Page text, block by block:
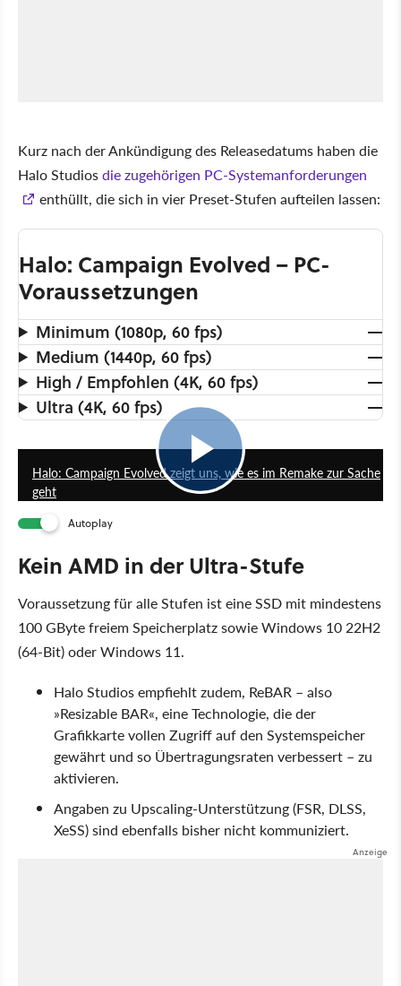
Kurz nach der Ankündigung des Releasedatums haben die
Halo Studiosdie zugehörigen PC-Systemanforderungen
enthüllt, die sich in vier Preset-Stufen aufteilen lassen:
Halo: Campaign Evolved – PC-
Voraussetzungen
Minimum (1080p, 60 fps)
Medium (1440p, 60 fps)
High / Empfohlen (4K, 60 fps)
Ultra (4K, 60 fps)
Halo: Campaign Evolved zeigt uns, wie es im Remake zur Sache
geht
Autoplay
Kein AMD in der Ultra-Stufe
Voraussetzung für alle Stufen ist eine SSD mit mindestens
100 GByte freiem Speicherplatz sowie Windows 10 22H2
(64-Bit) oder Windows 11.
Halo Studios empfiehlt zudem, ReBAR – also
»Resizable BAR«, eine Technologie, die der
Grafikkarte vollen Zugriff auf den Systemspeicher
gewährt und so Übertragungsraten verbessert – zu
aktivieren.
Angaben zu Upscaling-Unterstützung (FSR, DLSS,
XeSS) sind ebenfalls bisher nicht kommuniziert.